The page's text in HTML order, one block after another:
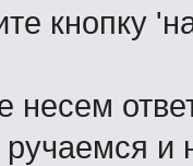
кнопку
несем
и